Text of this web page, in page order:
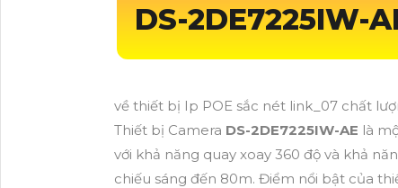
DS-2DE7225IW-
về thiết bị Ip POE sắc nét link_07 chất
Thiết bị Camera DS-2DE7225IW-AE là
với khả năng quay xoay 360 độ và khả
chiếu sáng đến 80m. Điểm nổi bật của